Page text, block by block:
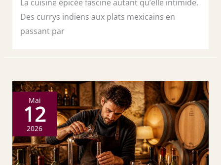
La cuisine épicée fascine autant qu’elle intimide.
Des currys indiens aux plats mexicains en
passant par
Mai
12
2026